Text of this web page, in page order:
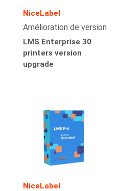
NiceLabel
Amélioration de version
LMS Enterprise 30
printers version
upgrade
NiceLabel